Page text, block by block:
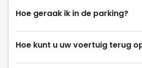
Hoe geraak ik in de parking?
Hoe kunt u uw voertuig terug